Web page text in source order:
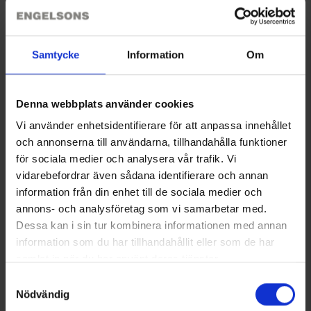
Samtycke Information Om
Denna webbplats använder cookies
Vi använder enhetsidentifierare för att anpassa innehållet
och annonserna till användarna, tillhandahålla funktioner
för sociala medier och analysera vår trafik. Vi
vidarebefordrar även sådana identifierare och annan
information från din enhet till de sociala medier och
annons- och analysföretag som vi samarbetar med.
Dessa kan i sin tur kombinera informationen med annan
information som du har tillhandahållit eller som de har
Nödvändig
zu verstauen.
Das Innere der Jacke ist mit weichem Mesh gefüttert, was sie
angenehm zu tragen macht. Das Damenmodell ist zudem leicht
tailliert für die beste Passform. Die Shelljacke Arizona ist die
perfekte Kombination aus Funktion und Komfort, egal ob du
jedes Wetter bereit sein möchtest.
Bewertungen
Sie benötigen vielleicht auch